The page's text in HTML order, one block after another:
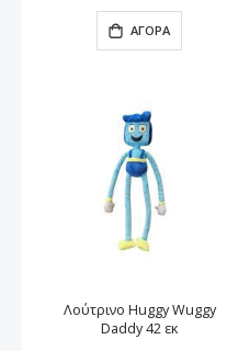
ΑΓΟΡΆ
Λούτρινο Huggy Wuggy
Daddy 42 εκ